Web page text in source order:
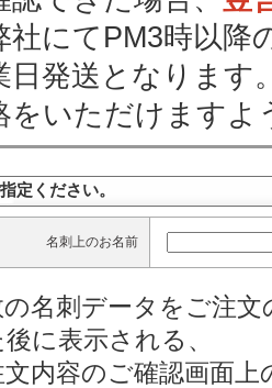
社にてPM3時以降
日発送となります
をいただけますよ
定ください。
名刺上のお名前
名刺データをご注
に表示される、
内容のご確認画面上